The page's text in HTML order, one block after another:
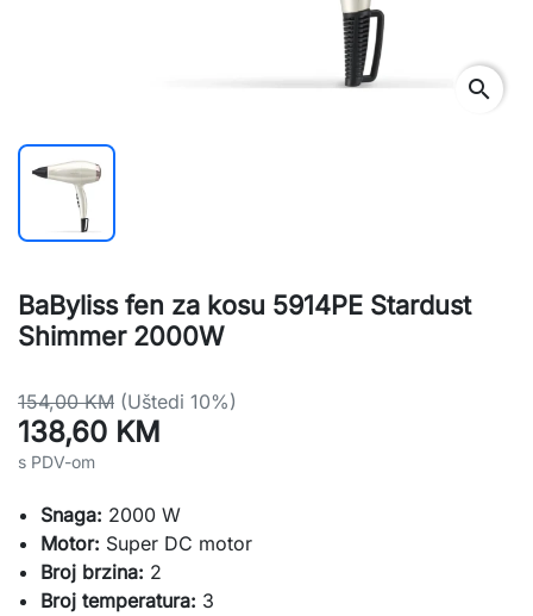
search
BaByliss fen za kosu 5914PE Stardust
Shimmer 2000W
154,00 KM (Uštedi 10%)
138,60 KM
s PDV-om
Snaga: 2000 W
Motor: Super DC motor
Broj brzina: 2
Broj temperatura: 3